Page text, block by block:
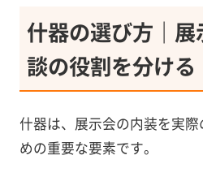
什器の選び方｜
談の役割を分ける
什器は、展示会の内装を実
めの重要な要素です。